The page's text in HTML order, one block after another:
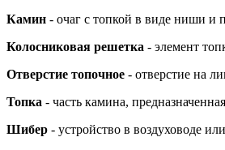
Камин - очаг с топкой в виде ниши
Колосниковая решетка - элемент
Отверстие топочное - отверстие на
Топка - часть камина,
Шибер - устройство в воздуховоде